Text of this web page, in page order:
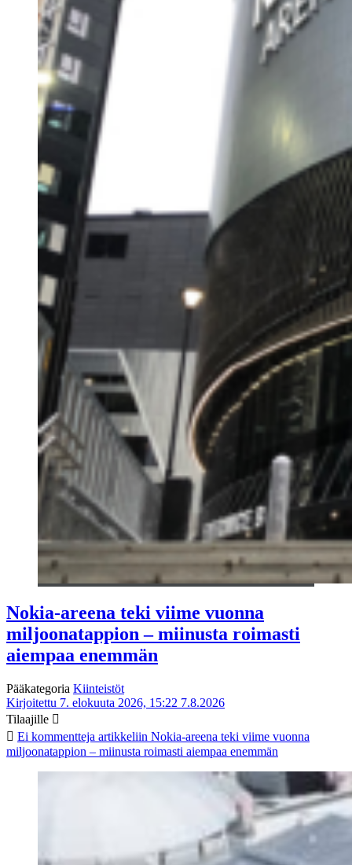
Nokia-areena teki viime vuonna
miljoonatappion – miinusta roimasti
aiempaa enemmän
Pääkategoria Kiinteistöt
Kirjoitettu 7. elokuuta 2026, 15:22 7.8.2026
Tilaajille
Ei kommentteja artikkeliin Nokia-areena teki viime vuonna
miljoonatappion – miinusta roimasti aiempaa enemmän